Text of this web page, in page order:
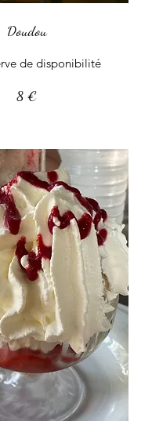
Doudou
de disponibilité
8 €